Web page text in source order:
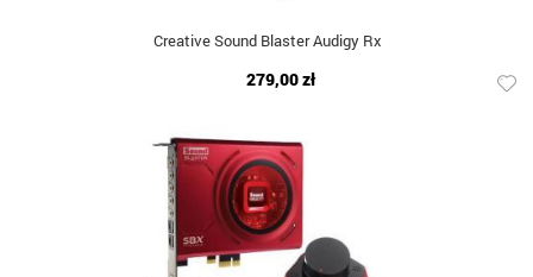
Creative Sound Blaster Audigy Rx
279,00 zł